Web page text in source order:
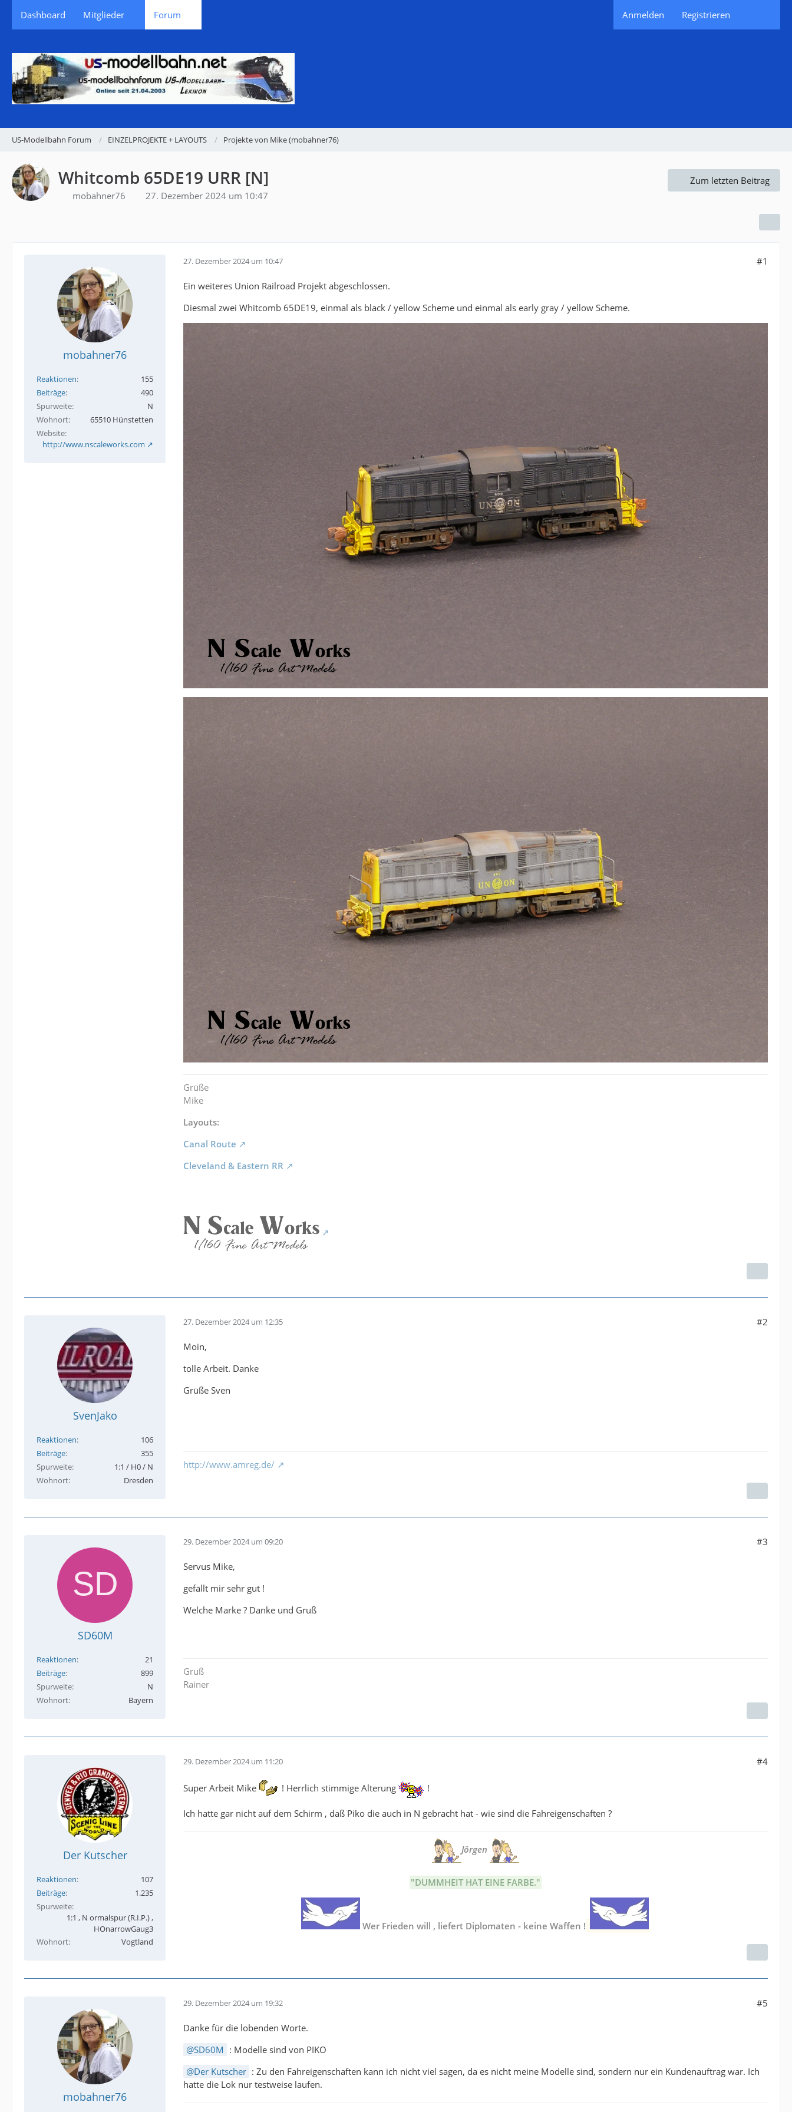
Dashboard Mitglieder Forum Anmelden Registrieren
US-Modellbahn Forum EINZELPROJEKTE + LAYOUTS Projekte von Mike (mobahner76)
Whitcomb 65DE19 URR [N]
mobahner76 27. Dezember 2024 um 10:47
Zum letzten Beitrag
mobahner76
Reaktionen
155
Beiträge
490
Spurweite
N
Wohnort
65510 Hünstetten
Website
http://www.nscaleworks.com
27. Dezember 2024 um 10:47 #1
Ein weiteres Union Railroad Projekt abgeschlossen.
Diesmal zwei Whitcomb 65DE19, einmal als black / yellow Scheme und einmal als early gray / yellow Scheme.
Grüße
Mike
Layouts:
Canal Route
Cleveland & Eastern RR
SvenJako
Reaktionen
106
Beiträge
355
Spurweite
1:1 / H0 / N
Wohnort
Dresden
27. Dezember 2024 um 12:35 #2
Moin,
tolle Arbeit. Danke
Grüße Sven
http://www.amreg.de/
SD60M
Reaktionen
21
Beiträge
899
Spurweite
N
Wohnort
Bayern
29. Dezember 2024 um 09:20 #3
Servus Mike,
gefällt mir sehr gut !
Welche Marke ? Danke und Gruß
Gruß
Rainer
Der Kutscher
Reaktionen
107
Beiträge
1.235
Spurweite
1:1 , N ormalspur (R.I.P.) ,
HOnarrowGaug3
Wohnort
Vogtland
29. Dezember 2024 um 11:20 #4
Super Arbeit Mike ! Herrlich stimmige Alterung !
Ich hatte gar nicht auf dem Schirm , daß Piko die auch in N gebracht hat - wie sind die Fahreigenschaften ?
Jörgen
"DUMMHEIT HAT EINE FARBE."
Wer Frieden will , liefert Diplomaten - keine Waffen !
mobahner76
29. Dezember 2024 um 19:32 #5
Danke für die lobenden Worte.
SD60M : Modelle sind von PIKO
Der Kutscher : Zu den Fahreigenschaften kann ich nicht viel sagen, da es nicht meine Modelle sind, sondern nur ein Kundenauftrag war. Ich
hatte die Lok nur testweise laufen.